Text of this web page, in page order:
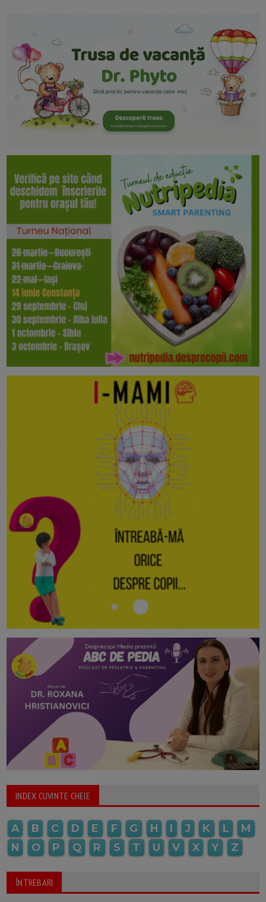
INDEX CUVINTE CHEIE
A B C D E F G H I J K L
M
N
O P Q R S T U V X Y Z
ÎNTREBARI